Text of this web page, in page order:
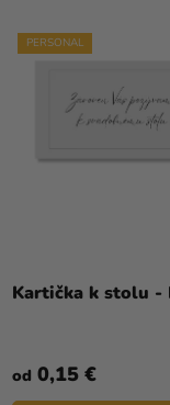
PERSONAL
Kartička k stolu -
od 0,15 €